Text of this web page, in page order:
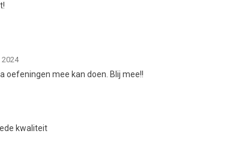
2024
oefeningen mee kan doen. Blij mee!!
kwaliteit